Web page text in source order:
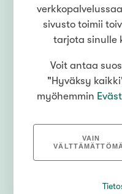
sivusto toimii
tarjota sinulle
Voit antaa
"Hyväksy
myöhemmin
VAIN